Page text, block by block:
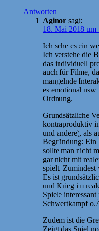
Antworten
Aginor sagt:
18. Mai 2018 um
Ich sehe es ein
Ich verstehe die
das individuell
auch für Filme,
mangelnde
es emotional
Ordnung.
Grundsätzliche
kontraproduktiv
und andere), als
Begründung: Ein
sollte man nicht
gar nicht mit
spielt. Zumindest
Es ist
und Krieg im
Spiele
Schwertkampf
Zudem ist die
Zeigt das Spiel